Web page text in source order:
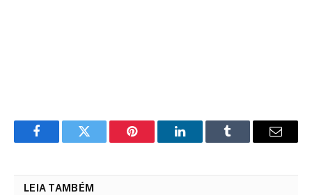
FacebookTwitter Pinterest LinkedInTumblr Email
LEIA TAMBÉM